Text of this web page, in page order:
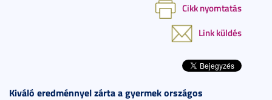
Cikk nyomtatás
Link küldés
Kiváló eredménnyel zárta a gyermek országos